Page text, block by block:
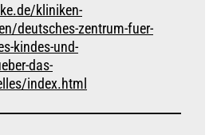
kliniken-
deutsches-zentrum-fuer-
kindes-und-
das-
index.html